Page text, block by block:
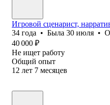
Игровой сценарист,
34 года • Была 30 июля •
40 000 ₽
Не ищет работу
Общий опыт
12 лет 7 месяцев